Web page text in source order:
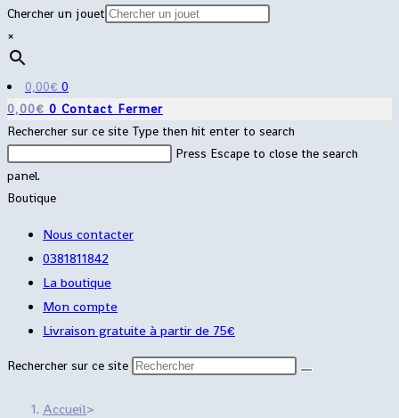
Chercher un jouet
×
0,00€ 0
0,00€ 0 Contact Fermer
Rechercher sur ce site Type then hit enter to search
Press Escape to close the search
panel.
Boutique
Nous contacter
0381811842
La boutique
Mon compte
Livraison gratuite à partir de 75€
Rechercher sur ce site
Accueil>